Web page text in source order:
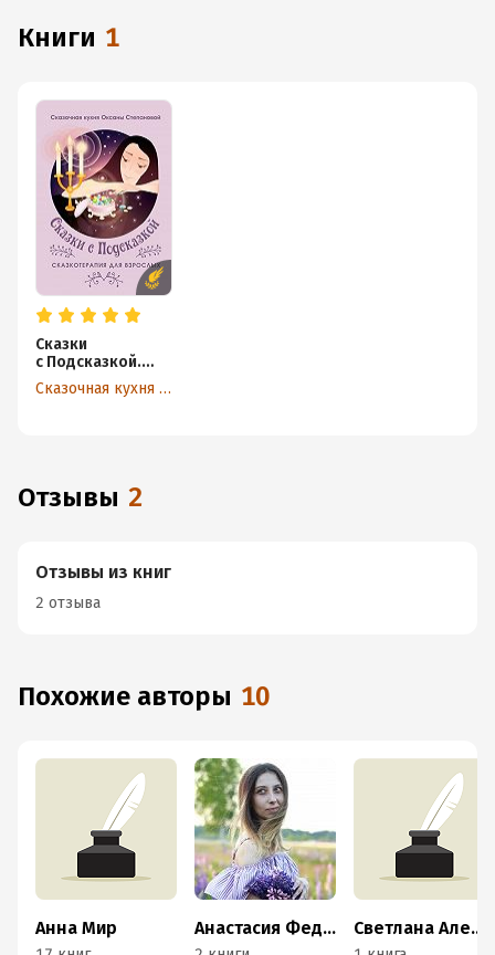
книги 1
Сказки
с Подсказкой.
Сказкотерапия
для Взрослых
Сказочная кухня Оксаны Степановой
Отзывы 2
Отзывы из книг
2 отзыва
Похожие авторы 10
Анна Мир Анастасия Федорова Светлана Алешкина